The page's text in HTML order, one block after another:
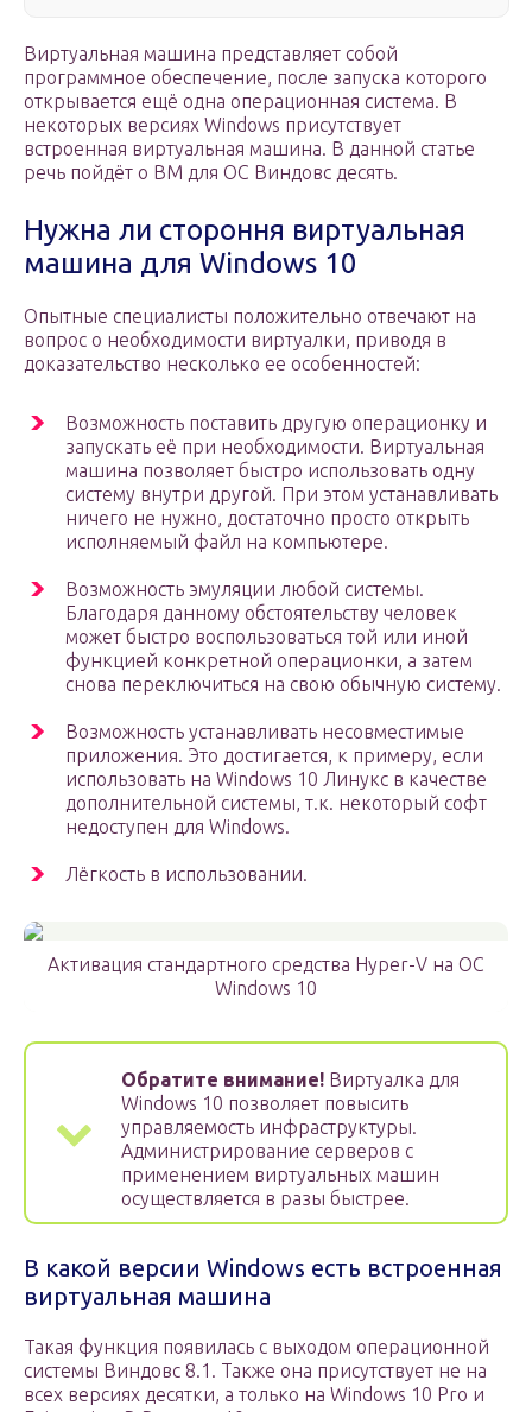
Виртуальная машина представляет собой
программное обеспечение, после запуска которого
открывается ещё одна операционная система. В
некоторых версиях Windows присутствует
встроенная виртуальная машина. В данной статье
речь пойдёт о ВМ для ОС Виндовс десять.
Нужна ли стороння виртуальная
машина для Windows 10
Опытные специалисты положительно отвечают на
вопрос о необходимости виртуалки, приводя в
доказательство несколько ее особенностей:
Возможность поставить другую операционку и
запускать её при необходимости. Виртуальная
машина позволяет быстро использовать одну
систему внутри другой. При этом устанавливать
ничего не нужно, достаточно просто открыть
исполняемый файл на компьютере.
Возможность эмуляции любой системы.
Благодаря данному обстоятельству человек
может быстро воспользоваться той или иной
функцией конкретной операционки, а затем
снова переключиться на свою обычную систему.
Возможность устанавливать несовместимые
приложения. Это достигается, к примеру, если
использовать на Windows 10 Линукс в качестве
дополнительной системы, т.к. некоторый софт
недоступен для Windows.
Лёгкость в использовании.
Активация стандартного средства Hyper-V на OC
Windows 10
Обратите внимание! Виртуалка для
Windows 10 позволяет повысить
управляемость инфраструктуры.
Администрирование серверов с
применением виртуальных машин
осуществляется в разы быстрее.
В какой версии Windows есть встроенная
виртуальная машина
Такая функция появилась с выходом операционной
системы Виндовс 8.1. Также она присутствует не на
всех версиях десятки, а только на Windows 10 Pro и